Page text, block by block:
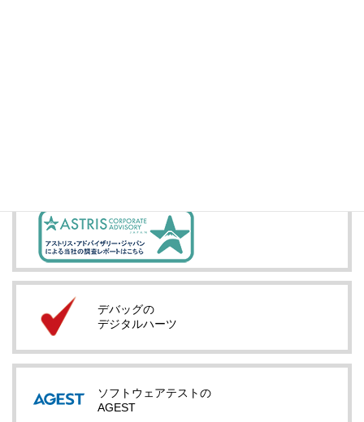
デバッグの
デジタルハーツ
ソフトウェアテストの
AGEST